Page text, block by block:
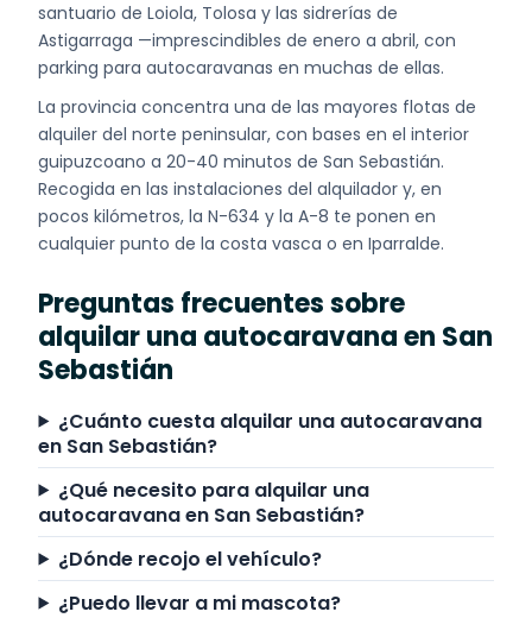
santuario de Loiola, Tolosa y las sidrerías de
Astigarraga —imprescindibles de enero a abril, con
parking para autocaravanas en muchas de ellas.
La provincia concentra una de las mayores flotas de
alquiler del norte peninsular, con bases en el interior
guipuzcoano a 20-40 minutos de San Sebastián.
Recogida en las instalaciones del alquilador y, en
pocos kilómetros, la N-634 y la A-8 te ponen en
cualquier punto de la costa vasca o en Iparralde.
Preguntas frecuentes sobre
alquilar una autocaravana en San
Sebastián
¿Cuánto cuesta alquilar una autocaravana
en San Sebastián?
¿Qué necesito para alquilar una
autocaravana en San Sebastián?
¿Dónde recojo el vehículo?
¿Puedo llevar a mi mascota?